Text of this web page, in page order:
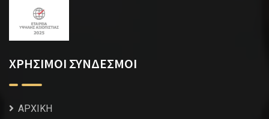
ΧΡΗΣΙΜΟΙ ΣΥΝΔΕΣΜΟΙ
ΑΡΧΙΚΗ